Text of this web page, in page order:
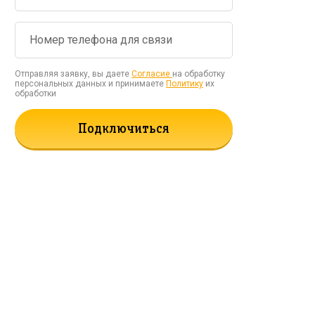
Отправляя заявку, вы даете Согласие на обработку
персональных данных и принимаете Политику их
обработки
Подключиться